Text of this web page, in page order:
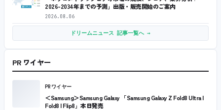
2026-2034年までの予測」出版・販売開始のご案内
2026.08.06
ドリームニュース 記事一覧へ →
PR ワイヤー
PRワイヤー
＜Samsung＞Samsung Galaxy 「Samsung Galaxy Z Fold8 Ultra |
Fold8 | Flip8」本日発売